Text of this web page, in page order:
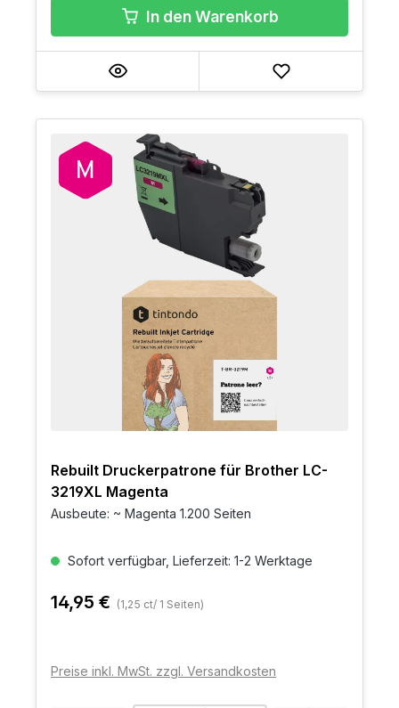
In den Warenkorb
Rebuilt Druckerpatrone für Brother LC-
3219XL Magenta
Ausbeute: ~ Magenta 1.200 Seiten
Sofort verfügbar, Lieferzeit: 1-2 Werktage
14,95 € (1,25 ct/ 1 Seiten)
Preise inkl. MwSt. zzgl. Versandkosten